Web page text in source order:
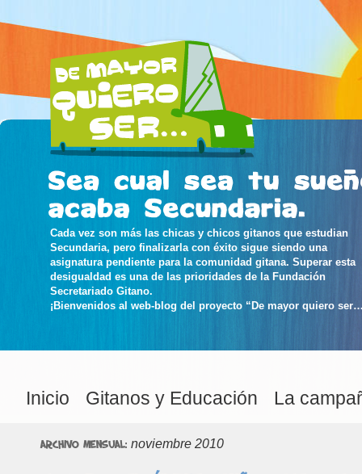
Cada vez son más las chicas y chicos gitanos que estudian
Secundaria, pero finalizarla con éxito sigue siendo una
asignatura pendiente para la comunidad gitana. Superar esta
desigualdad es una de las prioridades de la Fundación
Secretariado Gitano.
¡Bienvenidos al web-blog del proyecto “De mayor quiero
Inicio Gitanos y Educación La
Archivo mensual: noviembre 2010